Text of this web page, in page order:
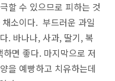
할 수 있으므로 피하는 것
소이다. 부드러운 과일
. 바나나, 사과, 딸기, 복
면 좋다. 마지막으로 저
을 예빵하고 치유하는데